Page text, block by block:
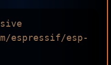
espressif/esp-